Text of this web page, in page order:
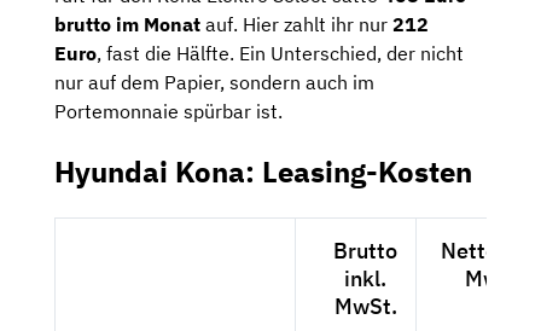
brutto im Monat auf. Hier zahlt ihr nur 212
Euro, fast die Hälfte. Ein Unterschied, der nicht
nur auf dem Papier, sondern auch im
Portemonnaie spürbar ist.
Hyundai Kona: Leasing-Kosten
Brutto
inkl.
MwSt.
Netto
MwSt.